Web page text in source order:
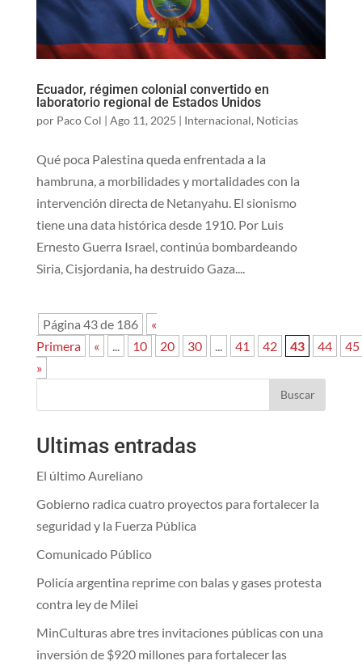
Ecuador, régimen colonial convertido en
laboratorio regional de Estados Unidos
por Paco Col | Ago 11, 2025 | Internacional, Noticias
Qué poca Palestina queda enfrentada a la
hambruna, a morbilidades y mortalidades con la
intervención directa de Netanyahu. El sionismo
tiene una data histórica desde 1910. Por Luis
Ernesto Guerra Israel, continúa bombardeando
Siria, Cisjordania, ha destruido Gaza....
Página 43 de 186
«
Primera
« 10 20 30 41 42 43 44
45
»
Buscar
Ultimas entradas
El último Aureliano
Gobierno radica cuatro proyectos para fortalecer la
seguridad y la Fuerza Pública
Comunicado Público
Policía argentina reprime con balas y gases protesta
contra ley de Milei
MinCulturas abre tres invitaciones públicas con una
inversión de $920 millones para fortalecer las